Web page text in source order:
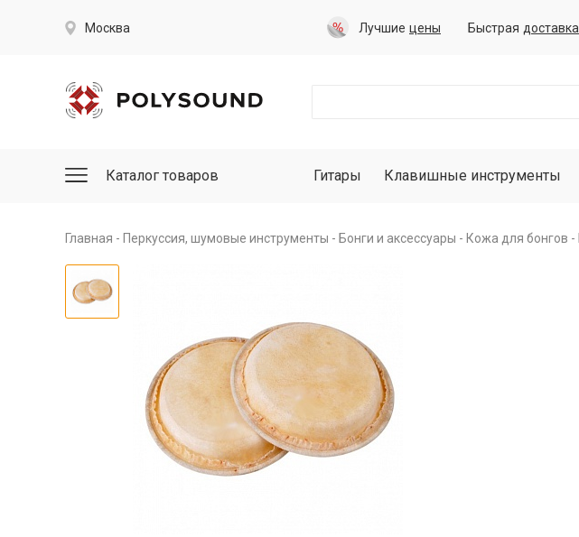
Москва Лучшие цены Быстрая доставка
Каталог товаров Гитары Клавишные инструменты
Главная Перкуссия, шумовые инструменты Бонги и аксессуары Кожа для бонгов